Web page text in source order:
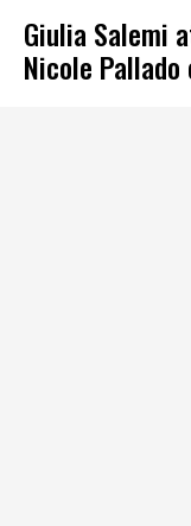
Giulia Salemi
Nicole